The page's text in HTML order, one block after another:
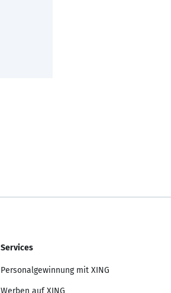
Services
Personalgewinnung mit XING
Werben auf XING